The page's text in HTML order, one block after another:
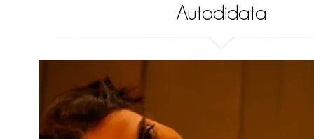
Autodidata